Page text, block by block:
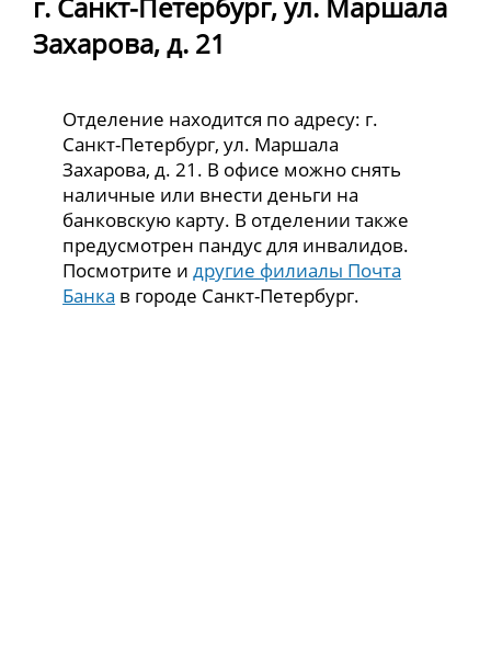
Захарова, д. 21
Отделение находится по адресу: г.
Санкт-Петербург, ул. Маршала
Захарова, д. 21. В офисе можно снять
наличные или внести деньги на
банковскую карту. В отделении также
предусмотрен пандус для инвалидов.
Посмотрите идругие филиалы Почта
Банка в городе Санкт-Петербург.